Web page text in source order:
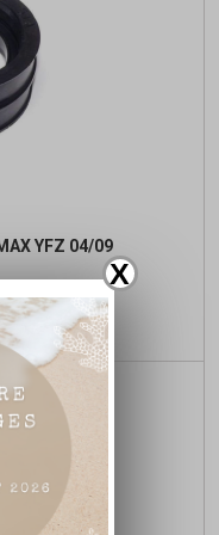
X
YFZ 04/09